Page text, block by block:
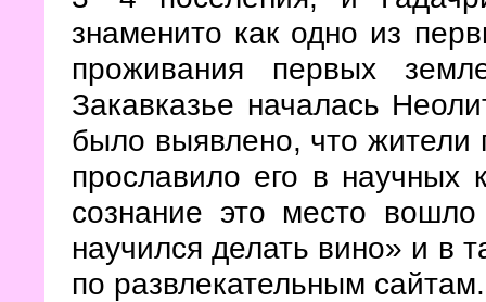
знаменито как одно из
проживания первых
Закавказье началась
было выявлено, что жители
прославило его в научных
сознание это место
научился делать вино» и в
по развлекательным сайтам.